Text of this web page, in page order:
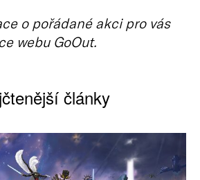
o pořádané akci pro vás
webu GoOut.
články